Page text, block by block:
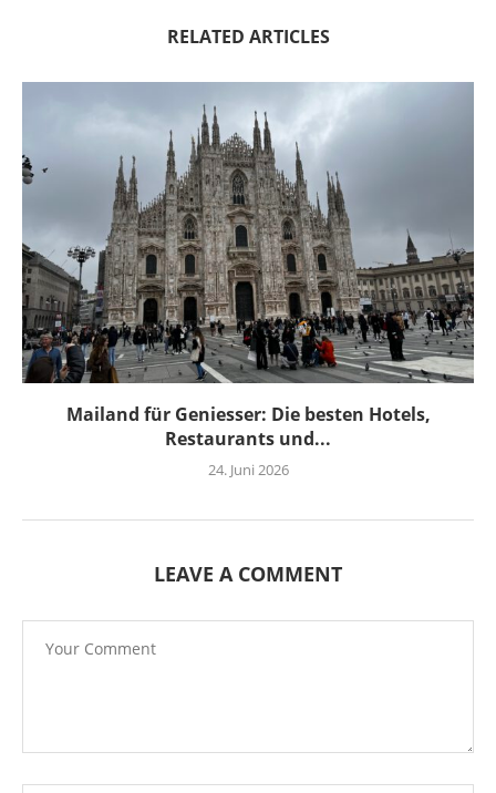
RELATED ARTICLES
Mailand für Geniesser: Die besten Hotels,
Restaurants und...
24. Juni 2026
LEAVE A COMMENT